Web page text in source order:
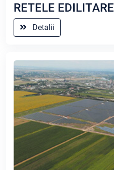
RETELE EDILITARE
Detalii